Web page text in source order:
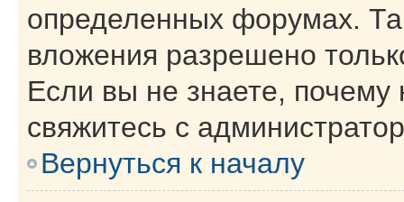
определенных форумах.
вложения разрешено
Если вы не знаете,
свяжитесь с
Вернуться к началу